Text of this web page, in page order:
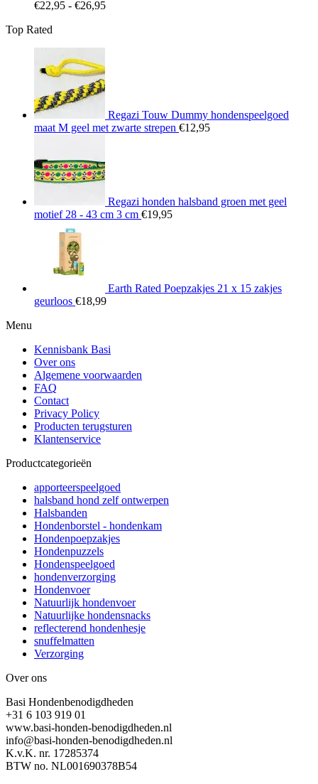
€22,95 - €26,95Prijsklasse:
Top Rated
Regazi Touw Dummy hondenspeelgoed
maat M geel met zwarte strepen €12,95
Regazi honden halsband groen met geel
motief 28 - 43 cm 3 cm €19,95
Earth Rated Poepzakjes 21 x 15 zakjes
geurloos €18,99
Menu
Kennisbank Basi
Over ons
Algemene voorwaarden
FAQ
Contact
Privacy Policy
Producten terugsturen
Klantenservice
Productcategorieën
apporteerspeelgoed
halsband hond zelf ontwerpen
Halsbanden
Hondenborstel - hondenkam
Hondenpoepzakjes
Hondenpuzzels
Hondenspeelgoed
hondenverzorging
Hondenvoer
Natuurlijk hondenvoer
Natuurlijke hondensnacks
reflecterend hondenhesje
snuffelmatten
Verzorging
Over ons
Basi Hondenbenodigdheden
+31 6 103 919 01
www.basi-honden-benodigdheden.nl
info@basi-honden-benodigdheden.nl
K.v.K. nr. 17285374
BTW no. NL001690378B54